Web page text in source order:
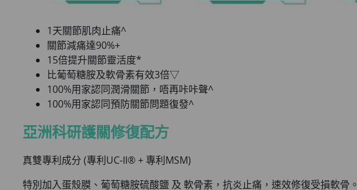
1天關節肌肉止痛^
關節減痛達90%+
15倍提升關節靈活度*
比葡萄糖胺及軟骨素有效3倍▽
100%用家認同潤滑關節，唔再咔咔聲^
100%用家認同預防關節問題復發^
亞洲科研護關修復配方
真雙專利成分 (專利UC-II® + 專利MSM)
特別加入蛋殼膜、葡萄糖胺硫酸鹽 及 軟骨素，抗炎止痛，速效修復受損軟骨。